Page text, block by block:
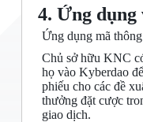
4. Ứng dụng
Ứng dụng mã
Chủ sở hữu KNC
họ vào Kyberdao
phiếu cho các đề
thưởng đặt cược
giao dịch.